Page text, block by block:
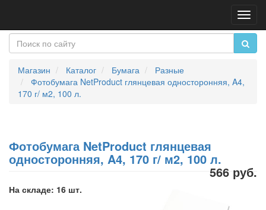
Магазин Каталог Бумага
Разные
Фотобумага NetProduct глянцевая односторонняя, A4,
170 г/ м2, 100 л.
Фотобумага NetProduct глянцевая
односторонняя, A4, 170 г/ м2, 100 л.
566 руб.
На складе: 16 шт.